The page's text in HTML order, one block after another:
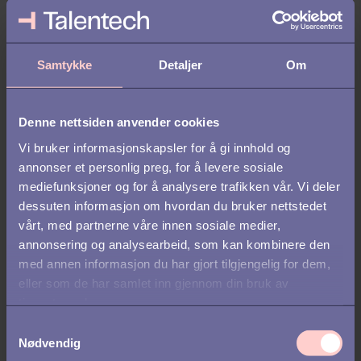
Samtykke Detaljer Om
Denne nettsiden anvender cookies
Vi bruker informasjonskapsler for å gi innhold og
annonser et personlig preg, for å levere sosiale
mediefunksjoner og for å analysere trafikken vår. Vi deler
dessuten informasjon om hvordan du bruker nettstedet
vårt, med partnerne våre innen sosiale medier,
annonsering og analysearbeid, som kan kombinere den
med annen informasjon du har gjort tilgjengelig for dem,
eller som de har samlet inn gjennom din bruk av
Nødvendig
nyansatte på. Kulturen og hvem vi var som
selskap var også i stor grad opp til hver
enkelt leder å kommunisere til nyansatt.
Vi så også at vi hadde en utfordring når
det selvfølgelig ulikt med tanke på hvor i
konsernet du kom inn, men var i veldig
mange ledd unødvendig høy. Vi så at
mange brukte mye tid de første månedene
på å sette seg inn i hva slags type bedrift
de faktisk hadde blitt en del av; hva er
kulturen, forretningsforståelse, strategi,
orientere seg i bedriften osv. Her så vi et
stort forbedringspotensiale.